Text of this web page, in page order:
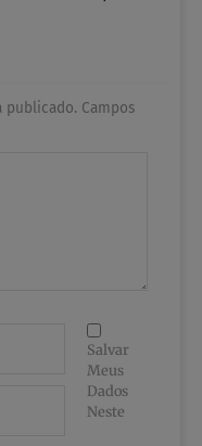
publicado. Campos
Salvar
Meus
Dados
Neste